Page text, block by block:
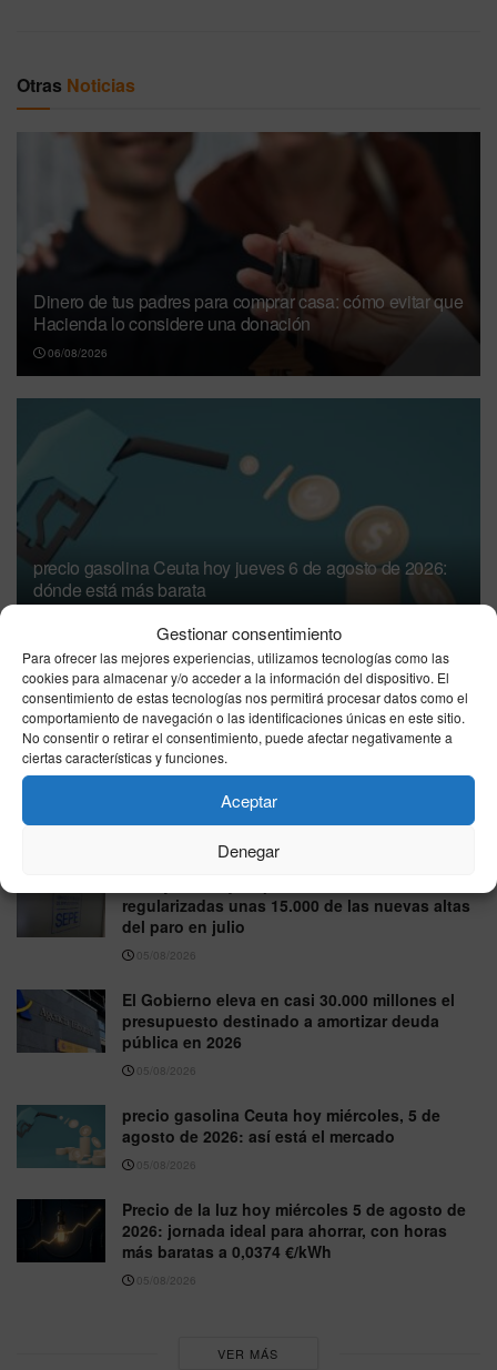
Gestionar consentimiento
Para ofrecer las mejores experiencias, utilizamos tecnologías como las
cookies para almacenar y/o acceder a la información del dispositivo. El
consentimiento de estas tecnologías nos permitirá procesar datos como el
comportamiento de navegación o las identificaciones únicas en este sitio.
No consentir o retirar el consentimiento, puede afectar negativamente a
ciertas características y funciones.
Aceptar
Denegar
Otras Noticias
Dinero de tus padres para comprar casa: cómo evitar que
Hacienda lo considere una donación
06/08/2026
precio gasolina Ceuta hoy jueves 6 de agosto de 2026:
dónde está más barata
Precio de la luz hoy, jueves 6 de agosto de
2026: las mejores horas para ahorrar, con un
pico de 21 a 22 h
06/08/2026
IBEX 35 hoy miércoles 5 de agosto de 2026:
cierra al alza hasta 20.057 puntos
regularizadas unas 15.000 de las nuevas altas
del paro en julio
05/08/2026
El Gobierno eleva en casi 30.000 millones el
presupuesto destinado a amortizar deuda
pública en 2026
05/08/2026
precio gasolina Ceuta hoy miércoles, 5 de
agosto de 2026: así está el mercado
05/08/2026
Precio de la luz hoy miércoles 5 de agosto de
2026: jornada ideal para ahorrar, con horas
más baratas a 0,0374 €/kWh
05/08/2026
VER MÁS